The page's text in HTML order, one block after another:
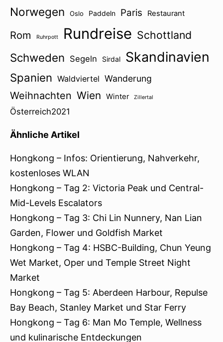
Norwegen Oslo Paddeln Paris Restaurant
Rom Ruhrpott Rundreise Schottland
Schweden Segeln Sirdal Skandinavien
Spanien Waldviertel Wanderung
Weihnachten Wien Winter Zillertal
Österreich2021
Ähnliche Artikel
Hongkong – Infos: Orientierung, Nahverkehr,
kostenloses WLAN
Hongkong – Tag 2: Victoria Peak und Central-
Mid-Levels Escalators
Hongkong – Tag 3: Chi Lin Nunnery, Nan Lian
Garden, Flower und Goldfish Market
Hongkong – Tag 4: HSBC-Building, Chun Yeung
Wet Market, Oper und Temple Street Night
Market
Hongkong – Tag 5: Aberdeen Harbour, Repulse
Bay Beach, Stanley Market und Star Ferry
Hongkong – Tag 6: Man Mo Temple, Wellness
und kulinarische Entdeckungen